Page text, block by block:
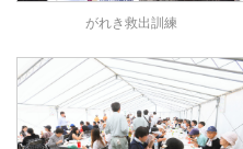
がれき救出訓練